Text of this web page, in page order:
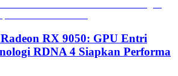
RX 9050: GPU Entri
RDNA 4 Siapkan Performa